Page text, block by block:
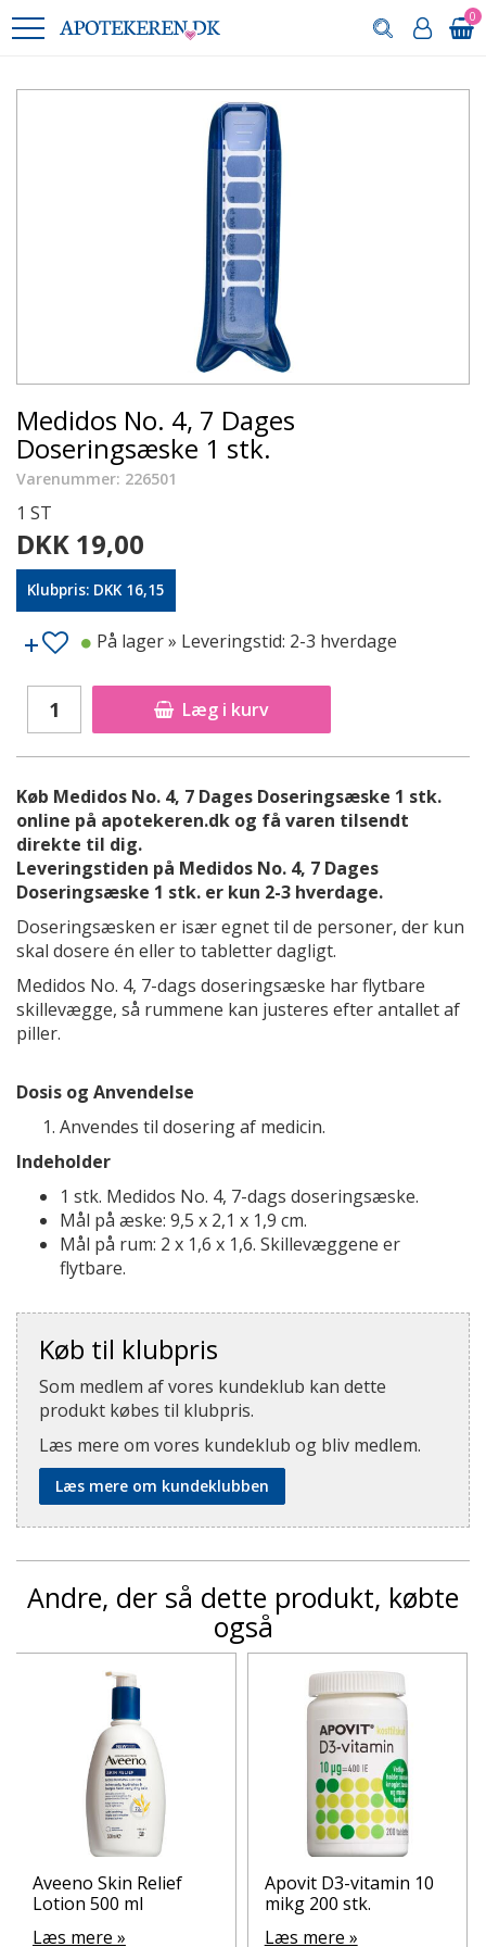
0
Medidos No. 4, 7 Dages
Doseringsæske 1 stk.
Varenummer: 226501
1 ST
DKK 19,00
Klubpris: DKK 16,15
Læg i kurv
På lager» Leveringstid: 2-3 hverdage
Køb Medidos No. 4, 7 Dages Doseringsæske 1 stk.
online på apotekeren.dk og få varen tilsendt
direkte til dig.
Leveringstiden på Medidos No. 4, 7 Dages
Doseringsæske 1 stk. er kun 2-3 hverdage.
Doseringsæsken er især egnet til de personer, der kun
skal dosere én eller to tabletter dagligt.
Medidos No. 4, 7-dags doseringsæske har flytbare
skillevægge, så rummene kan justeres efter antallet af
piller.
Dosis og Anvendelse
Anvendes til dosering af medicin.
Indeholder
1 stk. Medidos No. 4, 7-dags doseringsæske.
Mål på æske: 9,5 x 2,1 x 1,9 cm.
Mål på rum: 2 x 1,6 x 1,6. Skillevæggene er
flytbare.
Køb til klubpris
Som medlem af vores kundeklub kan dette
produkt købes til klubpris.
Læs mere om vores kundeklub og bliv medlem.
Læs mere om kundeklubben
Andre, der så dette produkt, købte
også
Aveeno Skin Relief
Lotion 500 ml
Læs mere »
Apovit D3-vitamin 10
mikg 200 stk.
Læs mere »